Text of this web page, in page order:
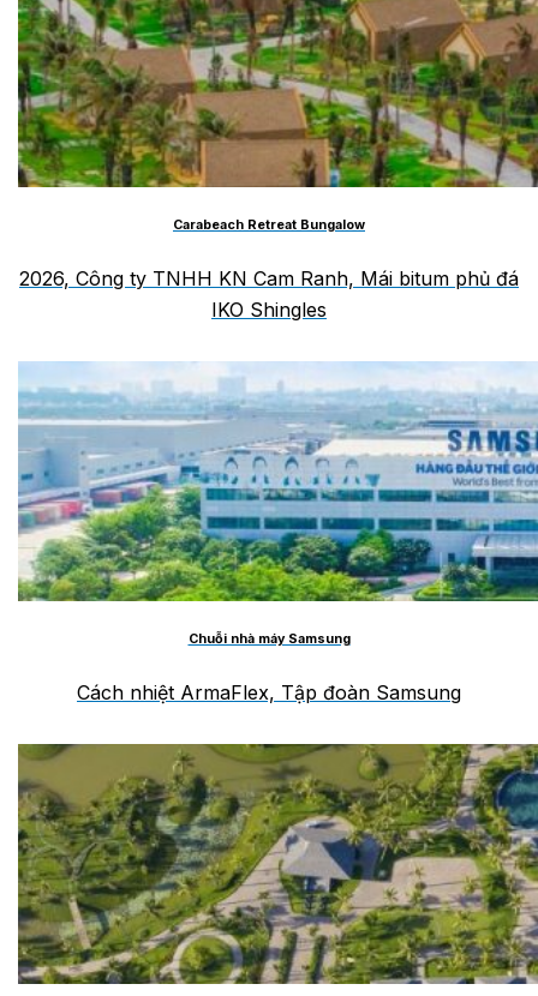
Carabeach Retreat Bungalow
2026, Công ty TNHH KN Cam Ranh, Mái bitum phủ đá
IKO Shingles
Chuỗi nhà máy Samsung
Cách nhiệt ArmaFlex, Tập đoàn Samsung